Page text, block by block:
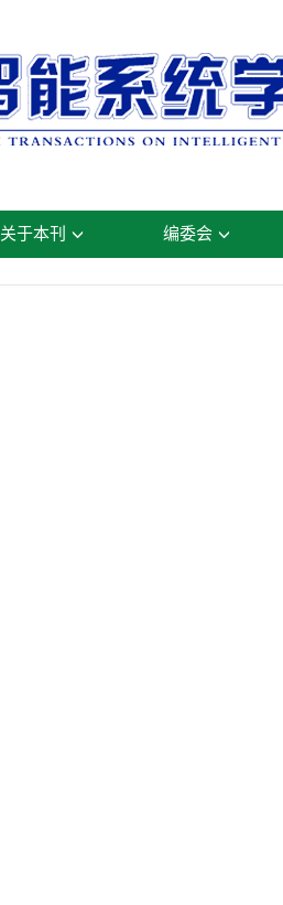
关于本刊 编委会